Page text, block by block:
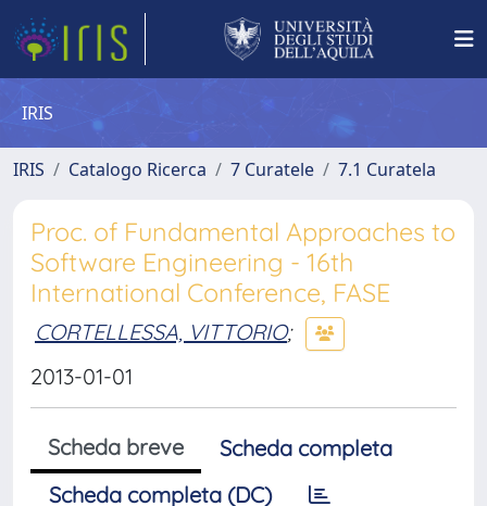
IRIS
IRIS Catalogo Ricerca 7 Curatele 7.1 Curatela
Proc. of Fundamental Approaches to
Software Engineering - 16th
International Conference, FASE
CORTELLESSA, VITTORIO;
2013-01-01
Scheda breve
Scheda completa
Scheda completa (DC)